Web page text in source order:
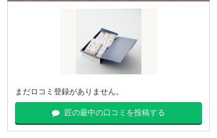
まだロコミ登録がありません。
匠の最中の口コミを投稿する